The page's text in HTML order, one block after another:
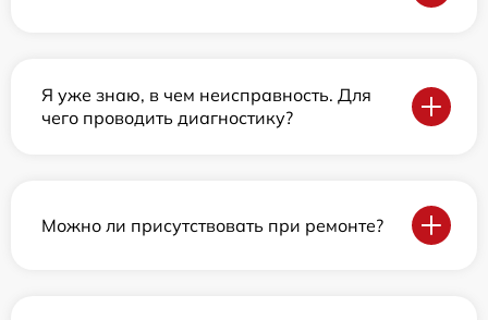
Я уже знаю, в чем неисправность. Для
чего проводить диагностику?
Можно ли присутствовать при ремонте?